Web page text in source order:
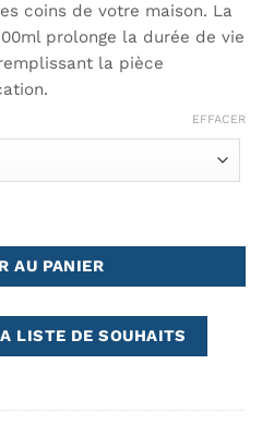
coins de votre maison. La
prolonge la durée de vie
la pièce
EFFACER
AU PANIER
LISTE DE SOUHAITS